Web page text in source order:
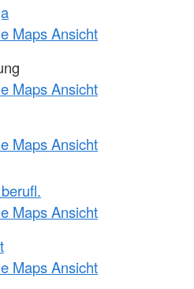
Maps Ansicht
Maps Ansicht
Maps Ansicht
Maps Ansicht
Maps Ansicht